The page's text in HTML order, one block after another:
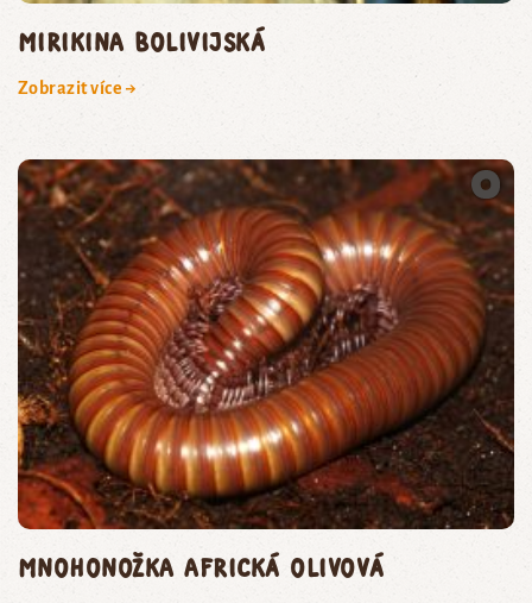
mirikina bolivijská
Zobrazit více →
mnohonožka africká olivová